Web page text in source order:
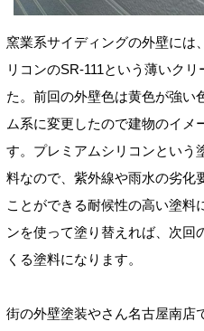
窯業系サイディングの外壁には
リコンのSR-111という薄いク
た。前回の外壁色は黄色が強い
ム系に変更したので建物のイメ
す。プレミアムシリコンという
料なので、紫外線や雨水の劣化
ことができる耐候性の高い塗料
ンを使って塗り替えれば、次回
くる塗料になります。
街の外壁塗装やさん名古屋南店